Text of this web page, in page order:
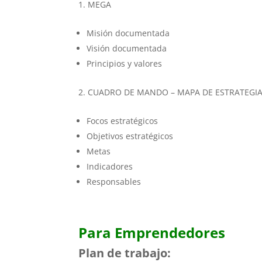
MEGA
Misión documentada
Visión documentada
Principios y valores
CUADRO DE MANDO – MAPA DE
Focos estratégicos
Objetivos estratégicos
Metas
Indicadores
Responsables
Para Emprendedores
Plan de trabajo: